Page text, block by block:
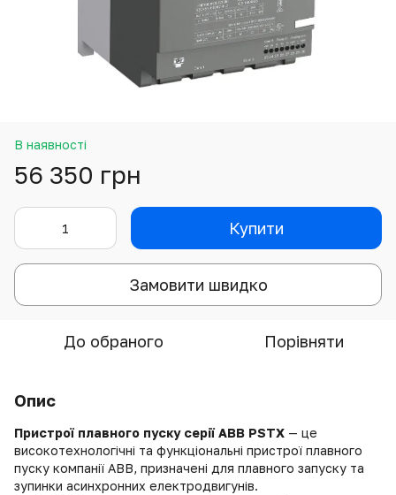
В наявності
56 350 грн
Купити
Замовити швидко
До обраного Порівняти
Опис
Пристрої плавного пуску серії ABB PSTX — це
високотехнологічні та функціональні пристрої плавного
пуску компанії ABB, призначені для плавного запуску та
зупинки асинхронних електродвигунів.